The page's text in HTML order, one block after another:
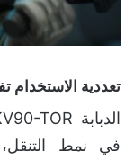
تعددية الاستخدام
في نمط